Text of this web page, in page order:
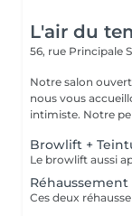
L'air du
56, rue Principale
Notre salon
nous vous
intimiste. Notre
Browlift +